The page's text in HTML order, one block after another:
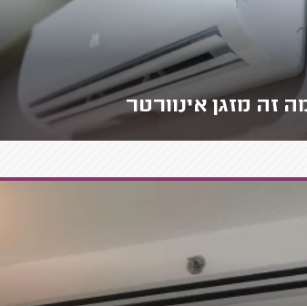
זה מזגן אינוורטר